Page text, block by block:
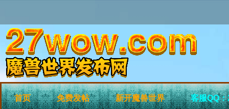
首页 免费发帖 新开魔兽世界 客服QQ